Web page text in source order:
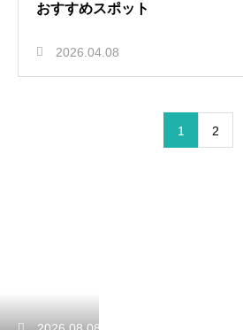
おすすめスポット
2026.04.08
1 2